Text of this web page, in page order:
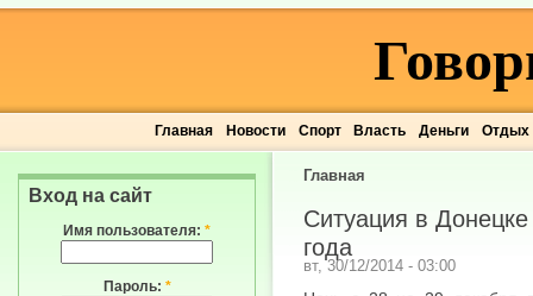
Главная Новости Спорт Власть Деньги Отдых
Главная
Ситуация в
года
вт, 30/12/2014 - 03:00
Вход на сайт
Имя пользователя: *
Пароль: *